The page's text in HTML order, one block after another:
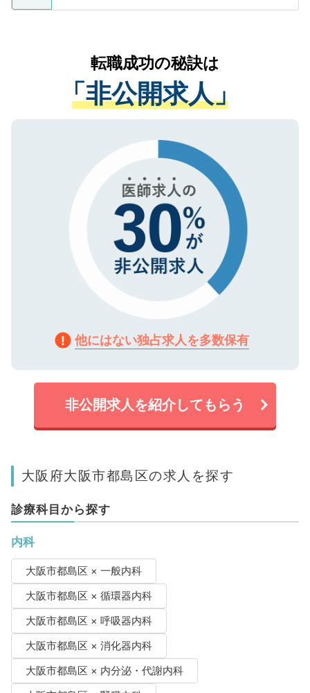
ているすべての個人データはご本人の許可
は、個人情報の取り扱いについての厳密な
管理基準を満たした事業者のみに付与され
る、プライバシーマークを取得済みです。
ご登録いただいた個人情報は、SSL（デー
で、機密保持に関してもご安心ください。
かがいして、現在の医療機関の状況や紹介
経験をまじえながら、適切なアドバイスを
させていただきます。すぐにご転職をされ
ない方には、長期的なサポートが可能です
ので、まずはご登録ください。
転職成功の秘訣は
「非公開求人」
他にはない独占求人を多数保有
非公開求人を紹介してもらう
大阪府大阪市都島区の求人を探す
診療科目から探す
内科
大阪市都島区 × 一般内科
大阪市都島区 × 循環器内科
大阪市都島区 × 呼吸器内科
大阪市都島区 × 消化器内科
大阪市都島区 × 内分泌・代謝内科